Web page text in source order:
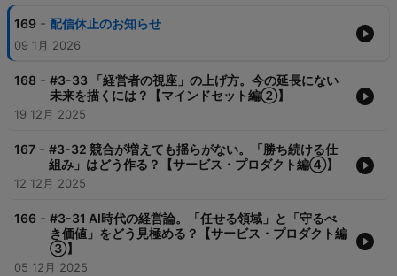
https://chronicle-inc.net/⁠⁠⁠⁠⁠⁠⁠⁠⁠
169 - 配信休止のお知らせ
09 1月 2026
168 - #3-33 「経営者の視座」の上げ方。今の延長にない
未来を描くには？【マインドセット編②】
19 12月 2025
167 - #3-32 競合が増えても揺らがない。「勝ち続ける仕
組み」はどう作る？【サービス・プロダクト編④】
12 12月 2025
166 - #3-31 AI時代の経営論。「任せる領域」と「守るべ
き価値」をどう見極める？【サービス・プロダクト編
③】
05 12月 2025